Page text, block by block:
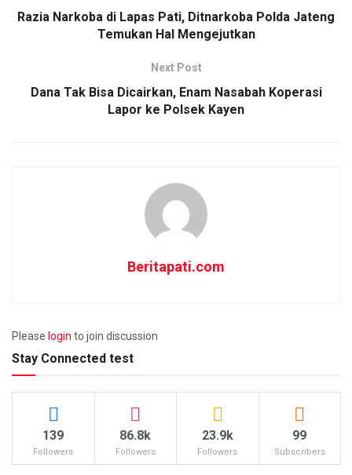
Razia Narkoba di Lapas Pati, Ditnarkoba Polda Jateng
Temukan Hal Mengejutkan
Next Post
Dana Tak Bisa Dicairkan, Enam Nasabah Koperasi
Lapor ke Polsek Kayen
Beritapati.com
Please login to join discussion
Stay Connected test
139
Followers
86.8k
Followers
23.9k
Followers
99
Subscribers